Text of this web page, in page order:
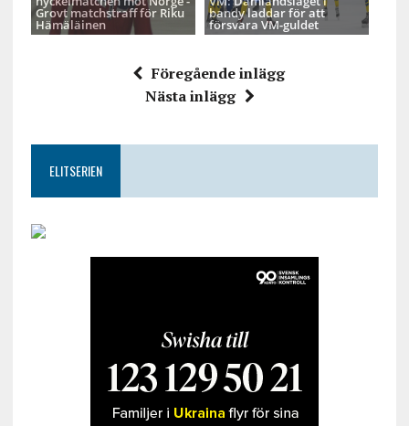
Grovt matchstraff för Riku
Hämäläinen
bandy laddar för att
försvara VM-guldet
Föregående inlägg
Nästa inlägg
ELITSERIEN